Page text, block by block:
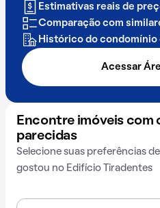
Estimativas reais de
Comparação com
Histórico do condomínio
Acessar
Encontre imóveis
parecidas
Selecione suas preferências
gostou no Edifício Tiradentes